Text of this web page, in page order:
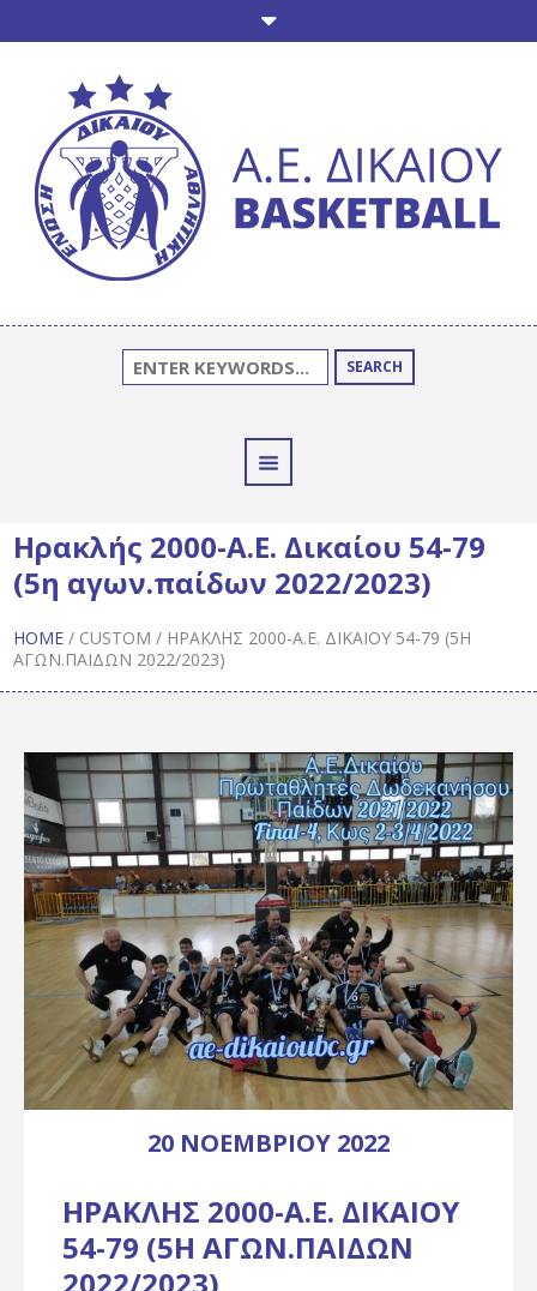
SEARCH
Ηρακλής 2000-Α.Ε. Δικαίου 54-79
(5η αγων.παίδων 2022/2023)
HOME / CUSTOM / ΗΡΑΚΛΉΣ 2000-Α.Ε. ΔΙΚΑΊΟΥ 54-79 (5Η
ΑΓΩΝ.ΠΑΊΔΩΝ 2022/2023)
20 ΝΟΕΜΒΡΊΟΥ 2022
ΗΡΑΚΛΉΣ 2000-Α.Ε. ΔΙΚΑΊΟΥ
54-79 (5Η ΑΓΩΝ.ΠΑΊΔΩΝ
2022/2023)